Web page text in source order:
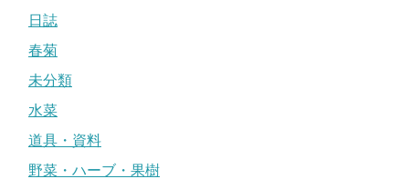
日誌
春菊
未分類
水菜
道具・資料
野菜・ハーブ・果樹